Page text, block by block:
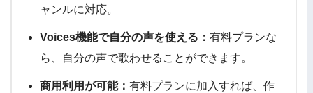
ャンルに対応。
Voices機能で自分の声を使える： 有料プランな
ら、自分の声で歌わせることができます。
商用利用が可能： 有料プランに加入すれば、作